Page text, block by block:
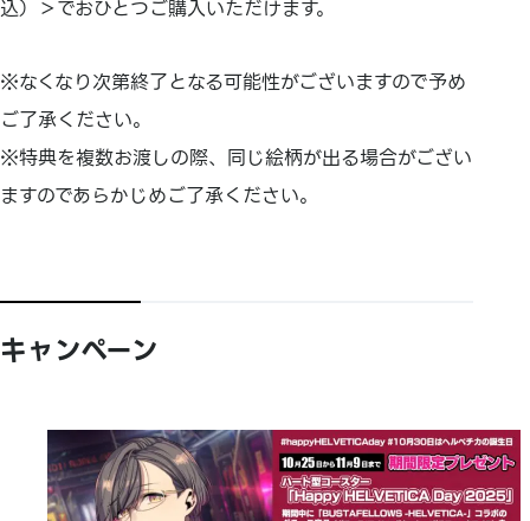
込）＞でおひとつご購入いただけます。
※なくなり次第終了となる可能性がございますので予め
ご了承ください。
※特典を複数お渡しの際、同じ絵柄が出る場合がござい
ますのであらかじめご了承ください。
キャンペーン